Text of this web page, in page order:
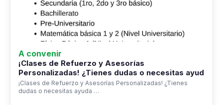
A convenir
¡Clases de Refuerzo y Asesorías
Personalizadas! ¿Tienes dudas o necesitas ayud
¡Clases de Refuerzo y Asesorías Personalizadas! ¿Tienes
dudas o necesitas ayuda …